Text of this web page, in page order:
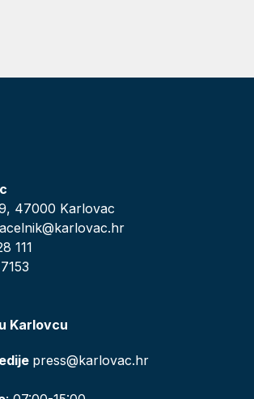
47000 Karlovac
111
Karlovcu
press@karlovac.hr